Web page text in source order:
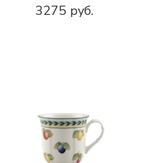
3275 руб.